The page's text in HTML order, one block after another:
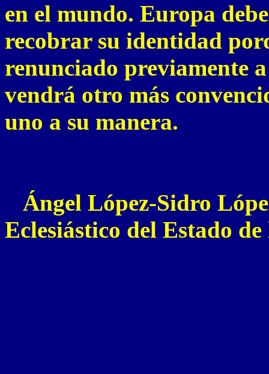
en el mundo. Europa
recobrar su identidad
renunciado previamente
vendrá otro más
uno a su manera.
Ángel López-Sidro
Eclesiástico del Estado